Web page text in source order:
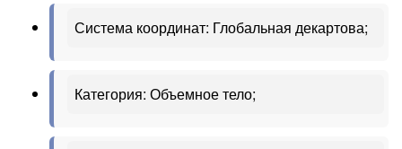
Система координат: Глобальная декартова;
Категория: Объемное тело;